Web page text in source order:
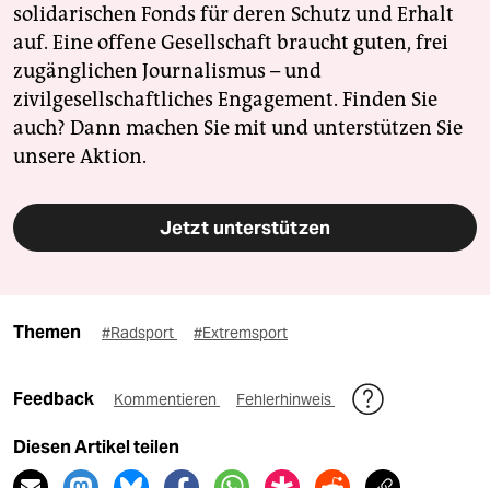
solidarischen Fonds für deren Schutz und Erhalt
auf. Eine offene Gesellschaft braucht guten, frei
zugänglichen Journalismus – und
zivilgesellschaftliches Engagement. Finden Sie
auch? Dann machen Sie mit und unterstützen Sie
unsere Aktion.
Jetzt unterstützen
Themen #Radsport #Extremsport
Feedback Kommentieren Fehlerhinweis
Diesen Artikel teilen